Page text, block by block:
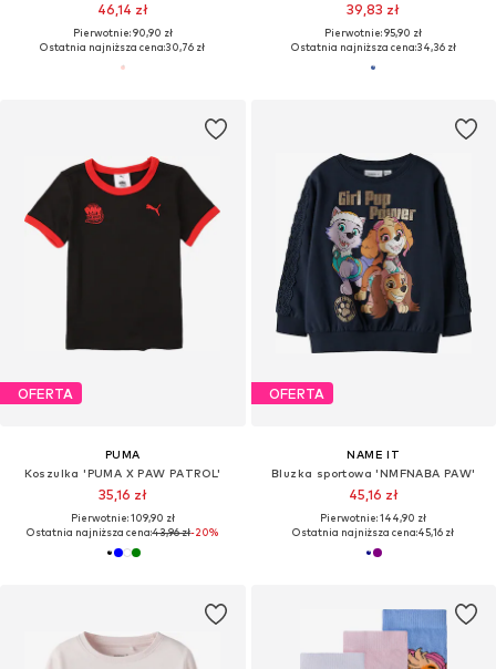
46,14 zł
Pierwotnie: 90,90 zł
Ostatnia najniższa cena:30,76 zł
39,83 zł
Pierwotnie: 95,90 zł
Ostatnia najniższa cena:34,36 zł
OFERTA
PUMA
Koszulka 'PUMA X PAW PATROL'
35,16 zł
Pierwotnie: 109,90 zł
Ostatnia najniższa cena:43,96 zł-20%
OFERTA
NAME IT
Bluzka sportowa 'NMFNABA PAW'
45,16 zł
Pierwotnie: 144,90 zł
Ostatnia najniższa cena:45,16 zł